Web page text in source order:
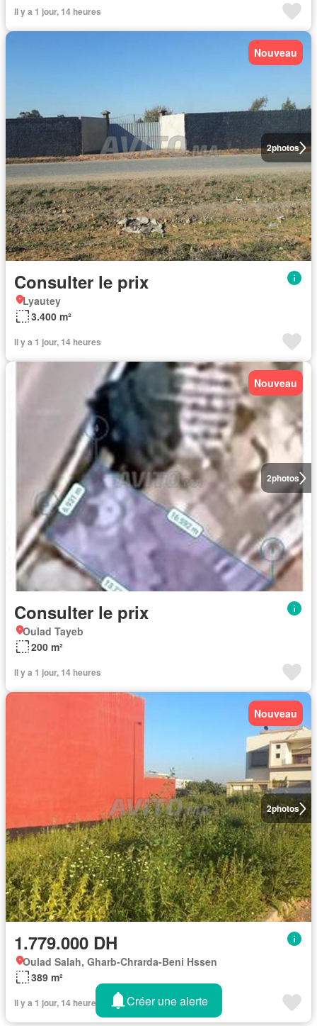
Il y a 1 jour, 14 heures
2photos
Nouveau
Consulter le prix
Lyautey
3.400 m²
Il y a 1 jour, 14 heures
2photos
Nouveau
Consulter le prix
Oulad Tayeb
200 m²
Il y a 1 jour, 14 heures
2photos
Nouveau
1.779.000 DH
Oulad Salah, Gharb-Chrarda-Beni Hssen
389 m²
Il y a 1 jour, 14 heures Créer une alerte